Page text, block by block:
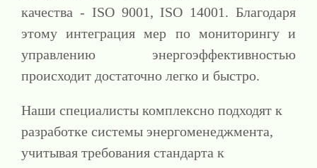
качества - ISO 9001, ISO 14001. Благодаря
этому интеграция мер по мониторингу и
управлению энергоэффективностью
происходит достаточно легко и быстро.
Наши специалисты комплексно подходят к
разработке системы энергоменеджмента,
учитывая требования стандарта к